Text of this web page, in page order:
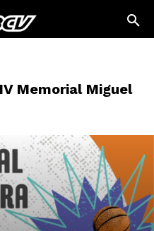
Memorial Miguel